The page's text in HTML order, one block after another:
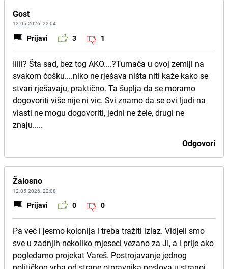
Gost
12.05.2026. 22:04
Prijavi 3 1
Iiiii? Šta sad, bez tog AKO....?Tumača u ovoj zemlji na
svakom ćošku....niko ne rješava ništa niti kaže kako se
stvari rješavaju, praktično. Ta šuplja da se moramo
dogovoriti više nije ni vic. Svi znamo da se ovi ljudi na
vlasti ne mogu dogovoriti, jedni ne žele, drugi ne
znaju.....
Odgovori
Žalosno
12.05.2026. 22:08
Prijavi 0 0
Pa već i jesmo kolonija i treba tražiti izlaz. Vidjeli smo
sve u zadnjih nekoliko mjeseci vezano za JI, a i prije ako
pogledamo projekat Vareš. Postrojavanje jednog